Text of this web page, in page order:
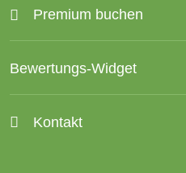
Premium buchen
Bewertungs-Widget
Kontakt